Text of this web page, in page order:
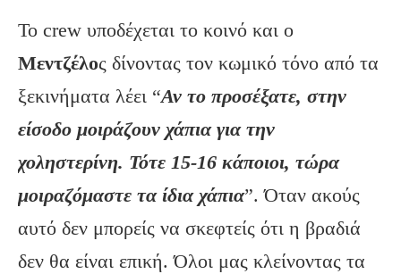
Το crew υποδέχεται το κοινό και ο
Μεντζέλος δίνοντας τον κωμικό τόνο από τα
ξεκινήματα λέει “Αν το προσέξατε, στην
είσοδο μοιράζουν χάπια για την
χοληστερίνη. Τότε 15-16 κάποιοι, τώρα
μοιραζόμαστε τα ίδια χάπια”. Όταν ακούς
αυτό δεν μπορείς να σκεφτείς ότι η βραδιά
δεν θα είναι επική. Όλοι μας κλείνοντας τα